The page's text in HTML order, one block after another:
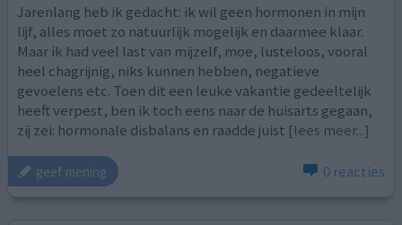
Jarenlang heb ik gedacht: ik wil geen hormonen in mijn
lijf, alles moet zo natuurlijk mogelijk en daarmee klaar.
Maar ik had veel last van mijzelf, moe, lusteloos, vooral
heel chagrijnig, niks kunnen hebben, negatieve
gevoelens etc. Toen dit een leuke vakantie gedeeltelijk
heeft verpest, ben ik toch eens naar de huisarts gegaan,
zij zei: hormonale disbalans en raadde juist [lees meer...]
geef mening 0 reacties